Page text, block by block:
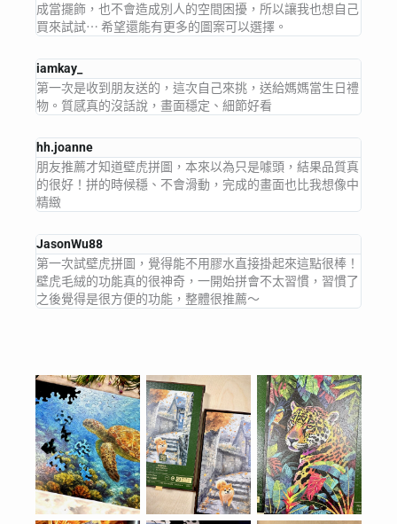
成當擺飾，也不會造成別人的空間困擾，所以讓我也想自己
買來試試⋯ 希望還能有更多的圖案可以選擇。
iamkay_
第一次是收到朋友送的，這次自己來挑，送給媽媽當生日禮
物。質感真的沒話說，畫面穩定、細節好看
hh.joanne
朋友推薦才知道壁虎拼圖，本來以為只是噱頭，結果品質真
的很好！拼的時候穩、不會滑動，完成的畫面也比我想像中
精緻
JasonWu88
第一次試壁虎拼圖，覺得能不用膠水直接掛起來這點很棒！
壁虎毛絨的功能真的很神奇，一開始拼會不太習慣，習慣了
之後覺得是很方便的功能，整體很推薦～